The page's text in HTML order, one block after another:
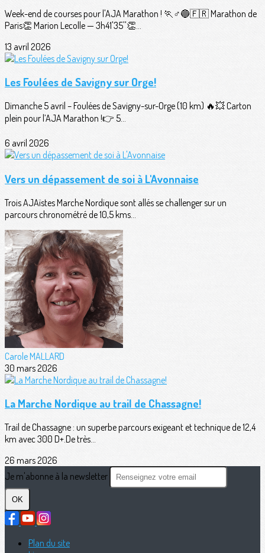
Week-end de courses pour l'AJA Marathon ! 🏃♂️🔵🇫🇷 Marathon de
Paris👏 Marion Lecolle — 3h41'35''👏...
13 avril 2026
Les Foulées de Savigny sur Orge!
Dimanche 5 avril – Foulées de Savigny-sur-Orge (10 km) 🔥💥 Carton
plein pour l’AJA Marathon !👉 5...
6 avril 2026
Vers un dépassement de soi à L'Avonnaise
Trois AJAïstes Marche Nordique sont allés se challenger sur un
parcours chronométré de 10,5 kms...
Carole MALLARD
30 mars 2026
La Marche Nordique au trail de Chassagne!
Trail de Chassagne : un superbe parcours exigeant et technique de 12,4
km avec 300 D+.De très...
26 mars 2026
Je m'abonne à la newsletter
OK
Plan du site